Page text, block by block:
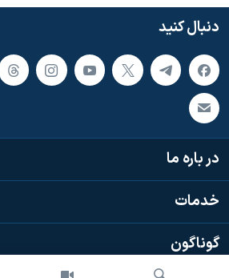
دنبال کنید
در باره ما
خدمات
گوناگون